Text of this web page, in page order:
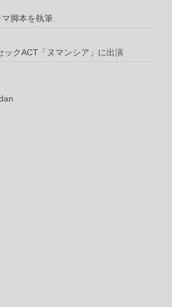
脚本を執筆
ックACT「ヌマンシア」に出演